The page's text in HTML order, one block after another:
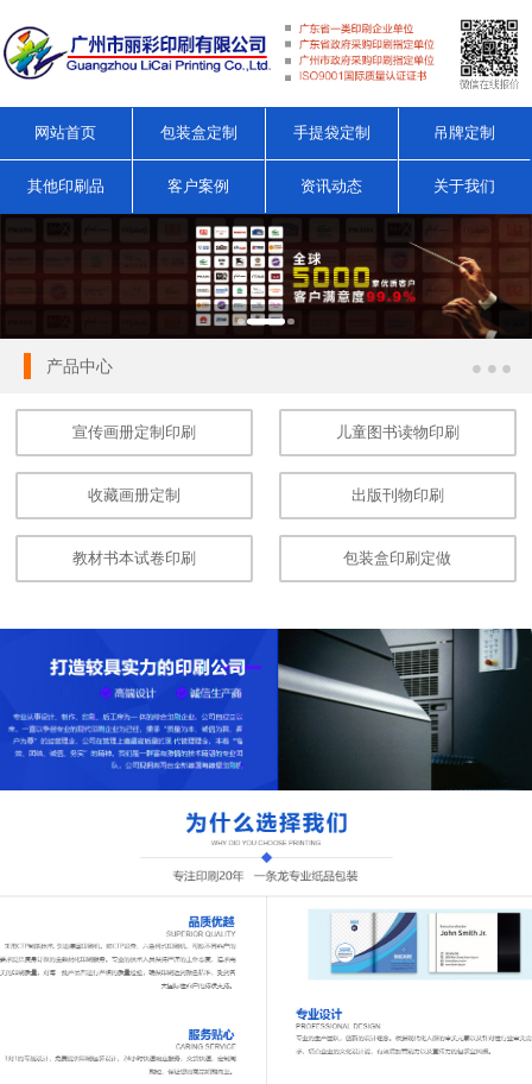
网站首页 包装盒定制 手提袋定制 吊牌定制
其他印刷品 客户案例 资讯动态 关于我们
产品中心
宣传画册定制印刷 儿童图书读物印刷
收藏画册定制 出版刊物印刷
教材书本试卷印刷 包装盒印刷定做